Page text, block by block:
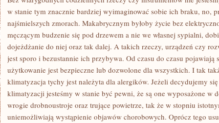
SĄ
WYŁĄCZNIE
ORAZ
ULICZNE
KORKI
w stanie tym znacznie bardziej wyimaginować sobie ich braku, no,
najśmielszych zmorach. Makabrycznym byłoby życie bez
męczącym budzenie się pod drzewem a nie we własnej sypialni,
dojeżdżanie do niej oraz tak dalej. A takich rzeczy, urządzeń czy
jest sporo i bezustannie ich przybywa. Od czasu do czasu pojawiają
użytkowanie jest bezpieczne lub dozwolone dla wszystkich. I tak
klimatyzacja tychy jest należyta dla alergików. Jeżeli decydujemy
klimatyzacji jesteśmy w stanie być pewni, że są one wyposażone w
wrogie drobnoustroje oraz trujące powietrze, tak że w stopniu
uniemożliwiają wystąpienie objawów chorobowych. Oprócz tego